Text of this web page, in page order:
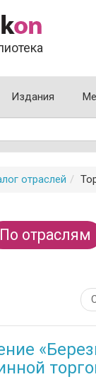
Издания
отраслей
По отраслям